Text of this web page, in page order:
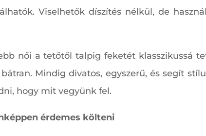
Viselhetők díszítés nélkül, de
női a tetőtől talpig feketét klasszikussá
Mindig divatos, egyszerű, és segít
hogy mit vegyünk fel.
érdemes költeni